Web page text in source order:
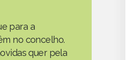
para a
no concelho.
quer pela